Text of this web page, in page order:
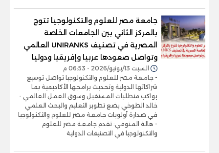
جامعة مصر للعلوم والتكنولوجيا تتوج
بالمركز الثاني بين الجامعات الخاصة
المصرية في تصنيف UNIRANKS العالمي
وتواصل صعودها عربيا وإفريقيا ودوليا
السبت 13/يونيو/2026 - 06:53 م
- جامعة مصر للعلوم والتكنولوجيا تواصل توسيع
شراكاتها الدولية وتحديث برامجها الأكاديمية بما
يواكب متطلبات المستقبل وسوق العمل العالمي -
خالد الطوخي يضع تطوير التعليم والبحث العلمي
في صدارة أولويات جامعة مصر للعلوم والتكنولوجيا
- هالة المنوفي: تقدم جامعة مصر للعلوم
والتكنولوجيا في التصنيفات الدولية